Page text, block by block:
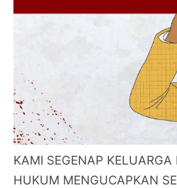
KAMI SEGENAP KELUARGA
HUKUM MENGUCAPKAN